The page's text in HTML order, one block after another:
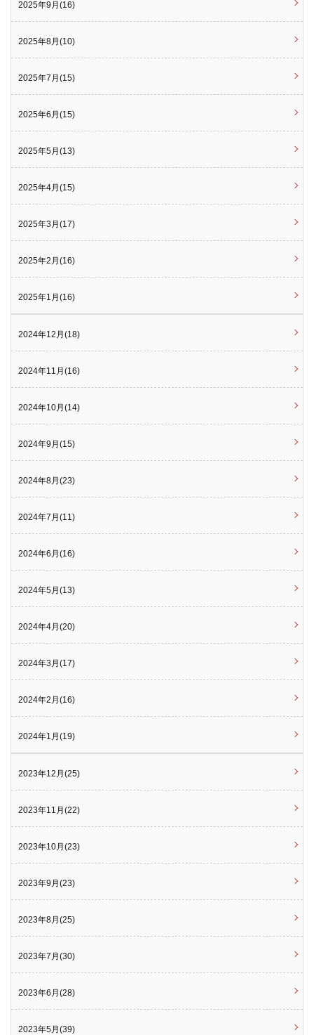
2025年9月(16)
2025年8月(10)
2025年7月(15)
2025年6月(15)
2025年5月(13)
2025年4月(15)
2025年3月(17)
2025年2月(16)
2025年1月(16)
2024年12月(18)
2024年11月(16)
2024年10月(14)
2024年9月(15)
2024年8月(23)
2024年7月(11)
2024年6月(16)
2024年5月(13)
2024年4月(20)
2024年3月(17)
2024年2月(16)
2024年1月(19)
2023年12月(25)
2023年11月(22)
2023年10月(23)
2023年9月(23)
2023年8月(25)
2023年7月(30)
2023年6月(28)
2023年5月(39)